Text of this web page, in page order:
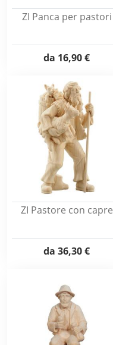
ZI Panca per pastori
da 16,90 €
ZI Pastore con capre
da 36,30 €